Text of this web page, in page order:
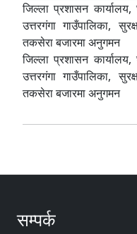
जिल्ला प्रशासन
उत्तरगंगा गाउँपालिका,
तकसेरा बजारमा अनुगमन
जिल्ला प्रशासन
उत्तरगंगा गाउँपालिका,
तकसेरा बजारमा अनुगमन
सम्पर्क